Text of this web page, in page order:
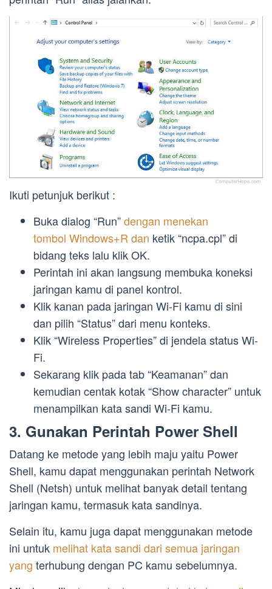
Ikuti petunjuk berikut :
Buka dialog “Run”dengan menekan
tombol Windows+R dan ketik “ncpa.cpl” di
bidang teks lalu klik OK.
Perintah ini akan langsung membuka koneksi
jaringan kamu di panel kontrol.
Klik kanan pada jaringan Wi-Fi kamu di sini
dan pilih “Status” dari menu konteks.
Klik “Wireless Properties” di jendela status Wi-
Fi.
Sekarang klik pada tab “Keamanan” dan
kemudian centak kotak “Show character” untuk
menampilkan kata sandi Wi-Fi kamu.
3. Gunakan Perintah Power Shell
Datang ke metode yang lebih maju yaitu Power
Shell, kamu dapat menggunakan perintah Network
Shell (Netsh) untuk melihat banyak detail tentang
jaringan kamu, termasuk kata sandinya.
Selain itu, kamu juga dapat menggunakan metode
ini untuk melihat kata sandi dari semua jaringan
yang terhubung dengan PC kamu sebelumnya.